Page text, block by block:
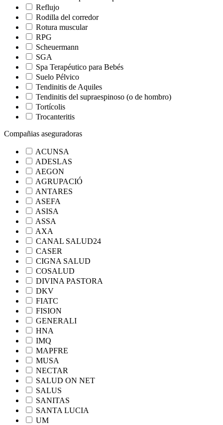
Reflujo
Rodilla del corredor
Rotura muscular
RPG
Scheuermann
SGA
Spa Terapéutico para Bebés
Suelo Pélvico
Tendinitis de Aquiles
Tendinitis del supraespinoso (o de hombro)
Tortícolis
Trocanteritis
Compañias aseguradoras
ACUNSA
ADESLAS
AEGON
AGRUPACIÓ
ANTARES
ASEFA
ASISA
ASSA
AXA
CANAL SALUD24
CASER
CIGNA SALUD
COSALUD
DIVINA PASTORA
DKV
FIATC
FISION
GENERALI
HNA
IMQ
MAPFRE
MUSA
NECTAR
SALUD ON NET
SALUS
SANITAS
SANTA LUCIA
UM